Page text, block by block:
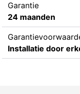
Garantie
24 maanden
Installatie door